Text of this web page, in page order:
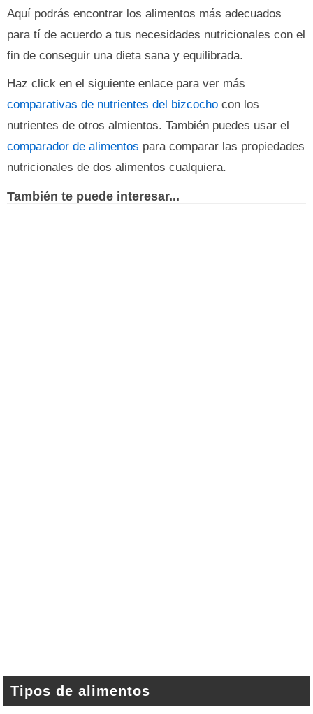
Aquí podrás encontrar los alimentos más adecuados
para tí de acuerdo a tus necesidades nutricionales con el
fin de conseguir una dieta sana y equilibrada.
Haz click en el siguiente enlace para ver más
comparativas de nutrientes del bizcocho con los
nutrientes de otros almientos. También puedes usar el
comparador de alimentos para comparar las propiedades
nutricionales de dos alimentos cualquiera.
También te puede interesar...
Tipos de alimentos